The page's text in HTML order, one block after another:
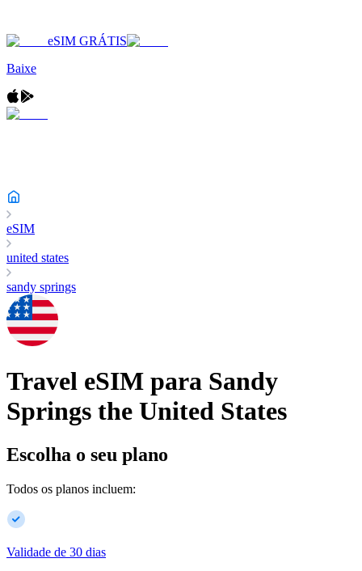
eSIM GRÁTIS
Baixe
eSIM
united states
sandy springs
Travel eSIM para Sandy
Springs the United States
Escolha o seu plano
Todos os planos incluem:
Validade de 30 dias